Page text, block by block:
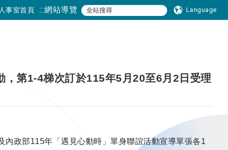
人事室首頁 :::網站導覽 Language
第1-4梯次訂於115年5月20至6月2日受理
政部115年「遇見心動時」單身聯誼活動宣導單張各1